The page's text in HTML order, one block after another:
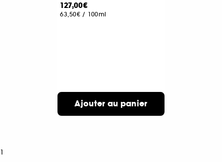
127,00€
63,50€ / 100ml
Ajouter au panier
1